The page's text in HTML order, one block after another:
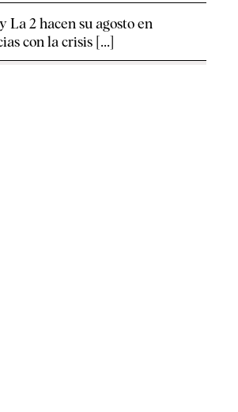
La 2 hacen su agosto en
con la crisis [...]